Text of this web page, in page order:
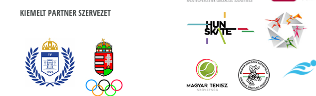
KIEMELT PARTNER SZERVEZET